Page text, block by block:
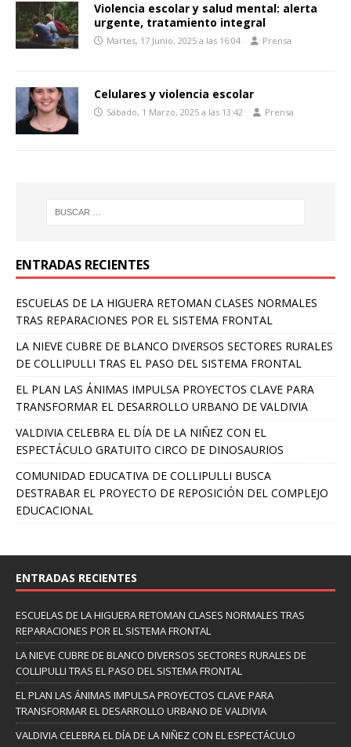
Violencia escolar y salud mental: alerta
urgente, tratamiento integral
Martes, 17 Junio, 2025 a las 16:04 Prensa
Celulares y violencia escolar
Sábado, 1 Marzo, 2025 a las 13:42 Prensa
ENTRADAS RECIENTES
ESCUELAS DE LA HIGUERA RETOMAN CLASES NORMALES
TRAS REPARACIONES POR EL SISTEMA FRONTAL
LA NIEVE CUBRE DE BLANCO DIVERSOS SECTORES RURALES
DE COLLIPULLI TRAS EL PASO DEL SISTEMA FRONTAL
EL PLAN LAS ÁNIMAS IMPULSA PROYECTOS CLAVE PARA
TRANSFORMAR EL DESARROLLO URBANO DE VALDIVIA
VALDIVIA CELEBRA EL DÍA DE LA NIÑEZ CON EL
ESPECTÁCULO GRATUITO CIRCO DE DINOSAURIOS
COMUNIDAD EDUCATIVA DE COLLIPULLI BUSCA
DESTRABAR EL PROYECTO DE REPOSICIÓN DEL COMPLEJO
EDUCACIONAL
ENTRADAS RECIENTES
ESCUELAS DE LA HIGUERA RETOMAN CLASES NORMALES TRAS
REPARACIONES POR EL SISTEMA FRONTAL
LA NIEVE CUBRE DE BLANCO DIVERSOS SECTORES RURALES DE
COLLIPULLI TRAS EL PASO DEL SISTEMA FRONTAL
EL PLAN LAS ÁNIMAS IMPULSA PROYECTOS CLAVE PARA
TRANSFORMAR EL DESARROLLO URBANO DE VALDIVIA
VALDIVIA CELEBRA EL DÍA DE LA NIÑEZ CON EL ESPECTÁCULO